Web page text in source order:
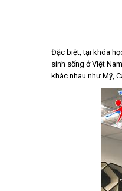
Đặc biệt, tại khóa
sinh sống ở Việt
khác nhau như Mỹ,